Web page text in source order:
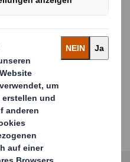
Produkte erfüllen
Partnerschaft
das nicht nur die
auch großes
Individualisierung